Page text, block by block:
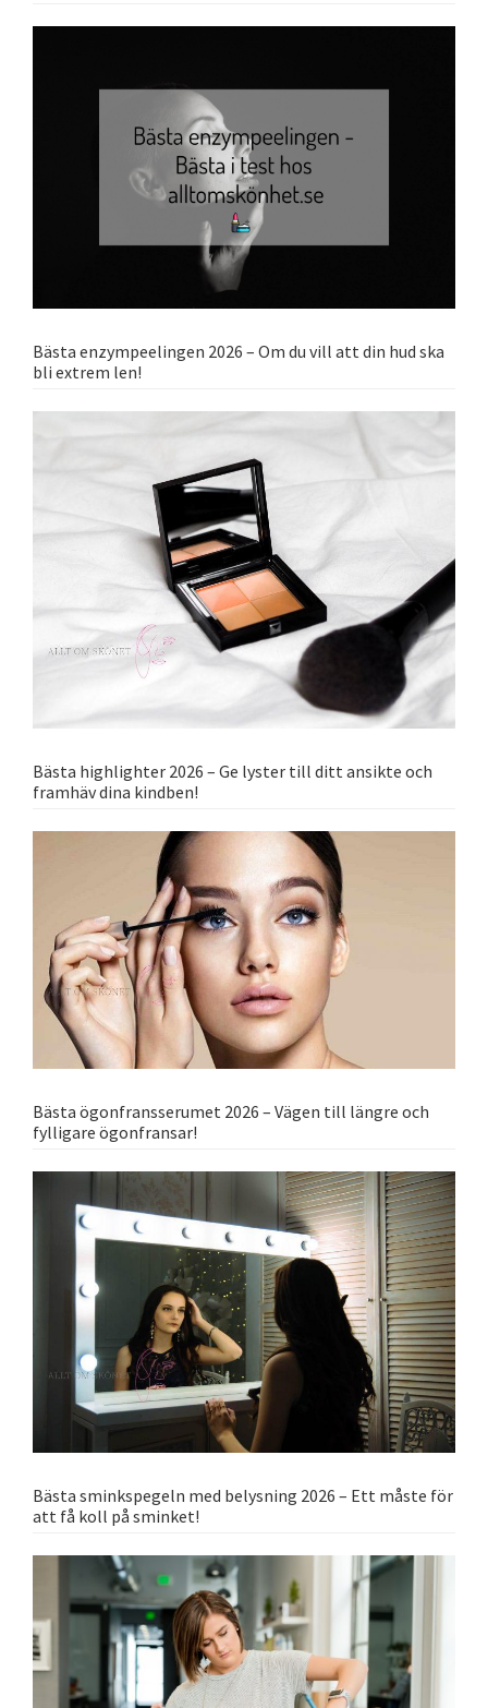
Bästa enzympeelingen 2026 – Om du vill att din hud ska
bli extrem len!
Bästa highlighter 2026 – Ge lyster till ditt ansikte och
framhäv dina kindben!
Bästa ögonfransserumet 2026 – Vägen till längre och
fylligare ögonfransar!
Bästa sminkspegeln med belysning 2026 – Ett måste för
att få koll på sminket!